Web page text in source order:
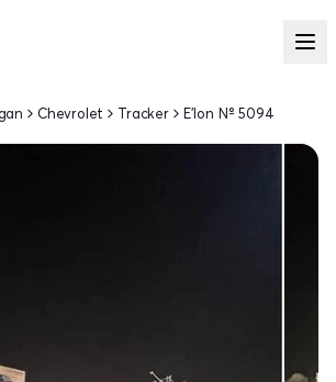
Chevrolet Tracker E'lon № 5094